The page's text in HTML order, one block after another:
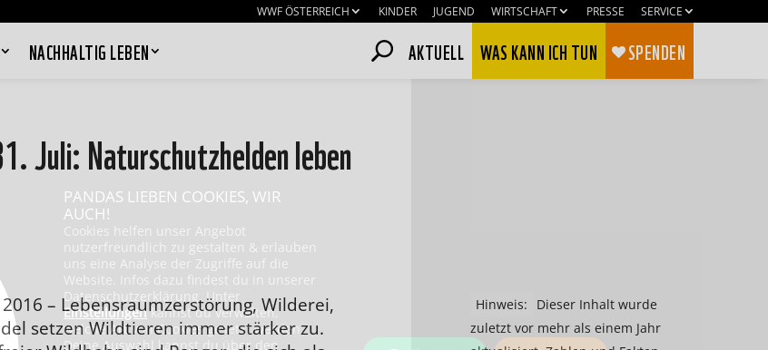
WWF ÖSTERREICH KINDER JUGEND WIRTSCHAFT PRESSE SERVICE
NACHHALTIG LEBEN AKTUELL WAS KANN ICH TUN SPENDEN
Juli: Naturschutzhelden leben
– Lebensraumzerstörung, Wilderei,
setzen Wildtieren immer stärker zu.
Hinweis:
Dieser Inhalt wurde
zuletzt vor mehr als einem Jahr
PANDAS LIEBEN COOKIES, WIR
AUCH!
Cookies helfen unser Angebot
nutzerfreundlich zu gestalten & erlauben
uns eine Analyse der Zugriffe auf die
Website. Infos dazu findest du in unserer
Datenschutzerklärung. Unter
Einstellungen kannst du verwalten,
welche Art von Cookies gesetzt werden.
Deine Auswahl kannst du über den